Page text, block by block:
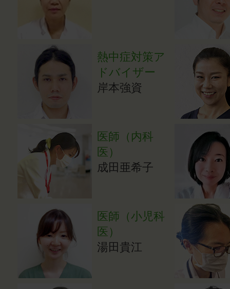
熱中症対策ア
ドバイザー
岸本強資
医師（内科
医）
成田亜希子
医師（小児科
医）
湯田貴江